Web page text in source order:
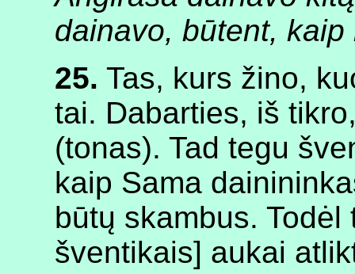
dainavo, būtent,
25. Tas, kurs žino,
tai. Dabarties, iš
(tonas). Tad tegu
kaip Sama
būtų skambus.
šventikais] aukai